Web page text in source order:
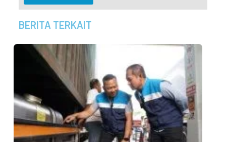
BERITA TERKAIT